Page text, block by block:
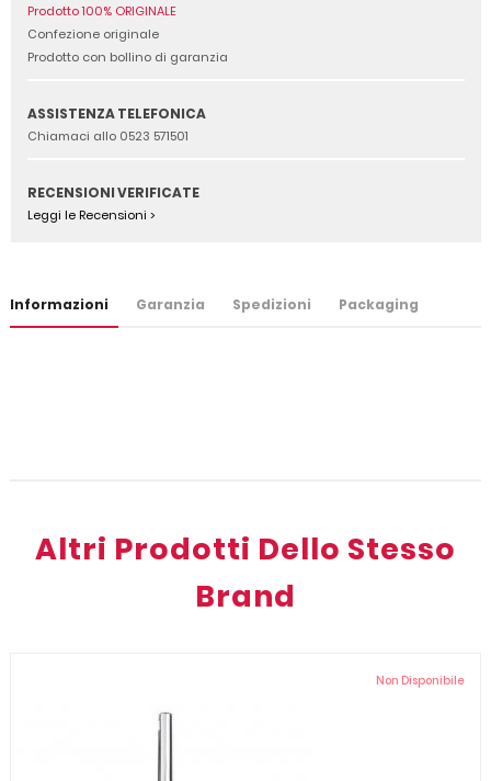
Prodotto 100% ORIGINALE
Confezione originale
Prodotto con bollino di garanzia
ASSISTENZA TELEFONICA
Chiamaci allo 0523 571501
RECENSIONI VERIFICATE
Leggi le Recensioni >
Informazioni Garanzia Spedizioni Packaging
Altri Prodotti Dello Stesso
Brand
Non Disponibile